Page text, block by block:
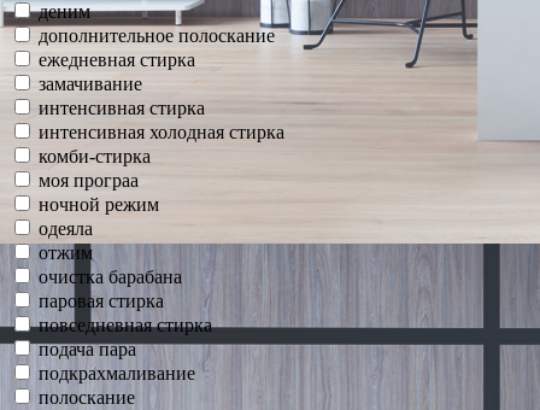
деним
дополнительное полоскание
ежедневная стирка
замачивание
интенсивная стирка
интенсивная холодная стирка
комби-стирка
моя програа
ночной режим
одеяла
отжим
очистка барабана
паровая стирка
повседневная стирка
подача пара
подкрахмаливание
полоскание